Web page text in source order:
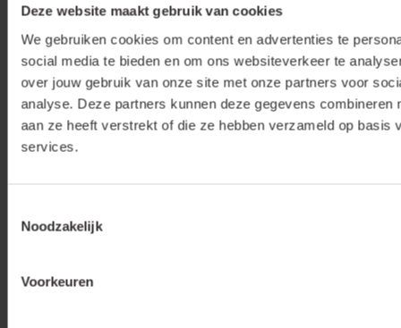
Deze website maakt gebruik van cookies
We gebruiken cookies om content en advertenties te
social media te bieden en om ons websiteverkeer te
over jouw gebruik van onze site met onze partners voor
analyse. Deze partners kunnen deze gegevens combineren
aan ze heeft verstrekt of die ze hebben verzameld op basis
services.
Noodzakelijk
Voorkeuren